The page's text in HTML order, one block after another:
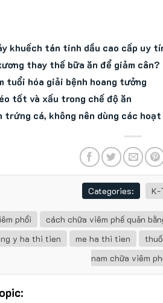
khuếch tán tinh dầu cao cấp uy
thay thế bữa ăn để giảm cân?
tuổi hóa giải bệnh hoang tưởng
tốt và xấu trong chế độ ăn
trứng cá, không nên dùng các
Categories: K-
phổi cách chữa viêm phế quản
y ha thi tien me ha thi tien
nam chữa viêm